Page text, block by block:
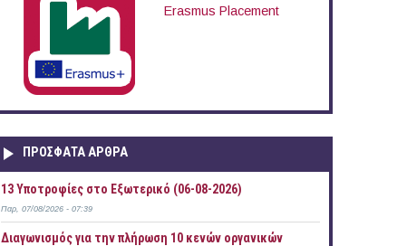
Erasmus Placement
ΠΡOΣΦΑΤΑ AΡΘΡΑ
13 Υποτροφίες στο Εξωτερικό (06-08-2026)
Παρ, 07/08/2026 - 07:39
Διαγωνισμός για την πλήρωση 10 κενών οργανικών